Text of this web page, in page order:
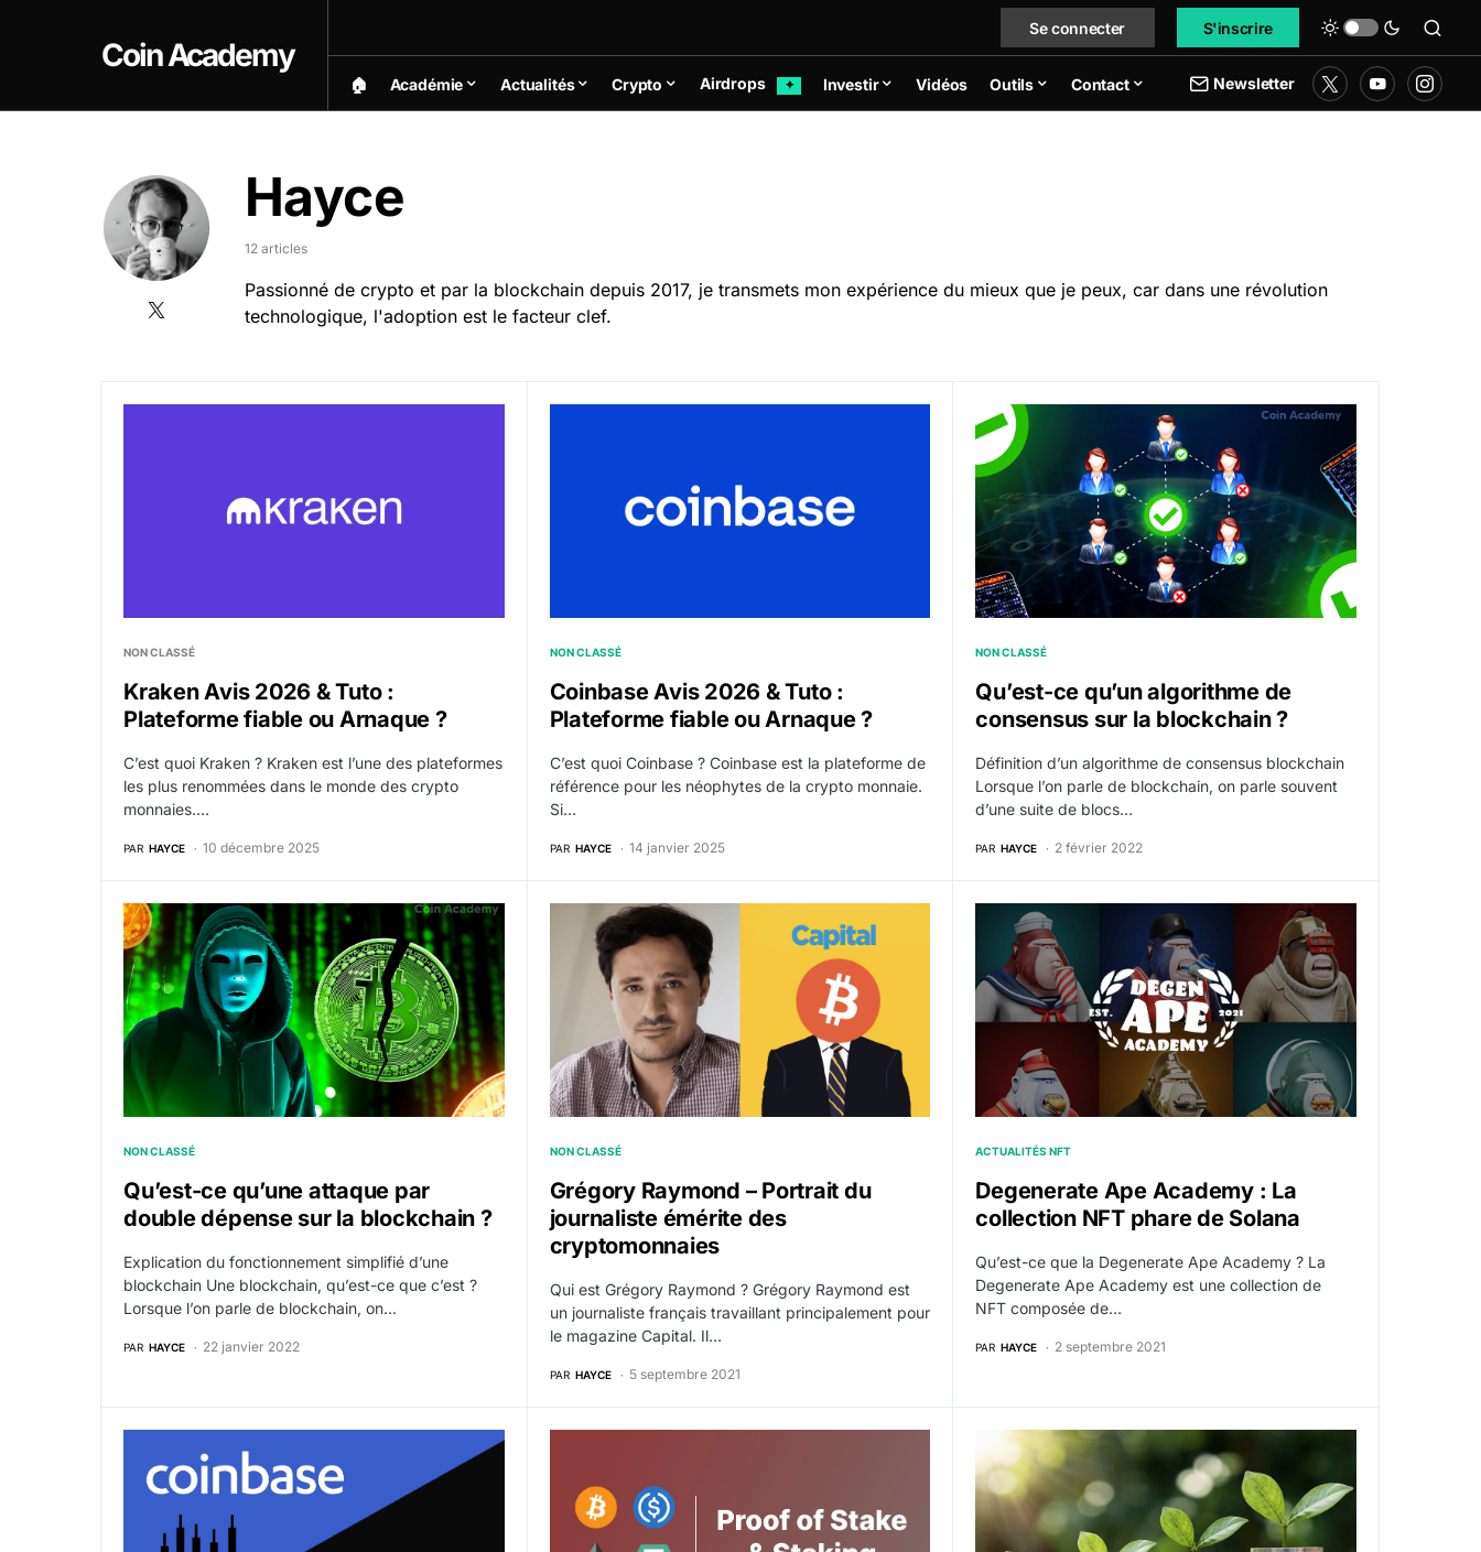
Coin Academy
Se connecter S'inscrire
🏠︎ Académie Actualités Crypto Airdrops ✦ Investir Vidéos Outils Contact Newsletter
Hayce
12 articles
Passionné de crypto et par la blockchain depuis 2017, je transmets mon expérience du mieux que je peux, car dans une révolution
technologique, l'adoption est le facteur clef.
NON CLASSÉ
Kraken Avis 2026 & Tuto :
Plateforme fiable ou Arnaque ?
C’est quoi Kraken ? Kraken est l’une des plateformes
les plus renommées dans le monde des crypto
monnaies.…
PAR HAYCE 10 décembre 2025
Coinbase Avis 2026 & Tuto : Plateforme fiable ou Arnaque ?
NON CLASSÉ
Coinbase Avis 2026 & Tuto :
Plateforme fiable ou Arnaque ?
C’est quoi Coinbase ? Coinbase est la plateforme de
référence pour les néophytes de la crypto monnaie.
Si…
PAR HAYCE 14 janvier 2025
Qu’est-ce qu’un algorithme de consensus sur la blockchain ?
NON CLASSÉ
Qu’est-ce qu’un algorithme de
consensus sur la blockchain ?
Définition d’un algorithme de consensus blockchain
Lorsque l’on parle de blockchain, on parle souvent
d’une suite de blocs…
PAR HAYCE 2 février 2022
Qu’est-ce qu’une attaque par double dépense sur la blockchain ?
NON CLASSÉ
Qu’est-ce qu’une attaque par
double dépense sur la blockchain ?
Explication du fonctionnement simplifié d’une
blockchain Une blockchain, qu’est-ce que c’est ?
Lorsque l’on parle de blockchain, on…
PAR HAYCE 22 janvier 2022
Grégory Raymond – Portrait du journaliste émérite des cryptomonnaies
NON CLASSÉ
Grégory Raymond – Portrait du
journaliste émérite des
cryptomonnaies
Qui est Grégory Raymond ? Grégory Raymond est
un journaliste français travaillant principalement pour
le magazine Capital. Il…
PAR HAYCE 5 septembre 2021
Degenerate Ape Academy : La collection NFT phare de
ACTUALITÉS NFT
Degenerate Ape Academy : La
collection NFT phare de Solana
Qu’est-ce que la Degenerate Ape Academy ? La
Degenerate Ape Academy est une collection de
NFT composée de…
PAR HAYCE 2 septembre 2021
Optimiser vos frais de transfert crypto sur Coinbase avec Coinbase ProStaking crypto et Proof of Stake | Comment faire fructifier dynamiquement son épargne
Qu’est-ce qu’une ICO (Initial Coin Offering) ?